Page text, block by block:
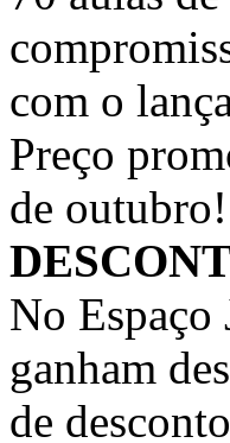
com o
Preço
de outubro!
No Espaço
ganham
de